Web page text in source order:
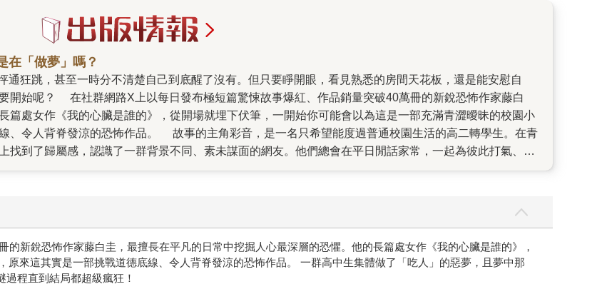
在「做夢」嗎？
冊的新銳恐怖作家藤白
篇處女作《我的心臟是誰的》，從開場就埋下伏筆，一開始你可能會以為這是一部充滿青澀曖昧的校園小
是一名只希望能度過普通校園生活的高二轉學生。在青
找到了歸屬感，認識了一群背景不同、素未謀面的網友。他們總會在平日閒話家常，一起為彼此打氣、互
凌氛圍。當流言開始擴散，人們下意識地選邊站，盲目轉發，卻沒有人確認事實真假。一次看似隨意的
。在螢幕的另一端，人人都能輕易成為評論者與審判者，而真相早已被流言掩埋。 不過，這裡沒
位高中生。當他們面對全校師生的冷暴力和質疑的眼光時，只能彼此依靠，一邊試圖解讀惡夢的意義，
，最終推向一個會嚇得讀者措手不及、甚至感到「瘋狂」的反轉結局。這也難怪日本讀者看完後紛紛直
新銳恐怖作家藤白圭，最擅長在平凡的日常中挖掘人心最深層的恐懼。他的長篇處女作《我的心臟是誰的》，
來這其實是一部挑戰道德底線、令人背脊發涼的恐怖作品。 一群高中生集體做了「吃人」的惡夢，且夢中那
程直到結局都超級瘋狂！